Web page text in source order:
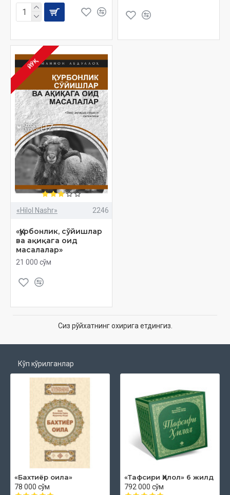
ЙЎҚ
«Hilol Nashr» 2246
«Қурбонлик, сўйишлар
ва ақиқага оид
масалалар»
21 000 сўм
Сиз рўйхатнинг охирига етдингиз.
Кўп кўрилганлар
«Бахтиёр оила»
78 000 сўм
«Тафсири Ҳилол» 6 жилд
792 000 сўм